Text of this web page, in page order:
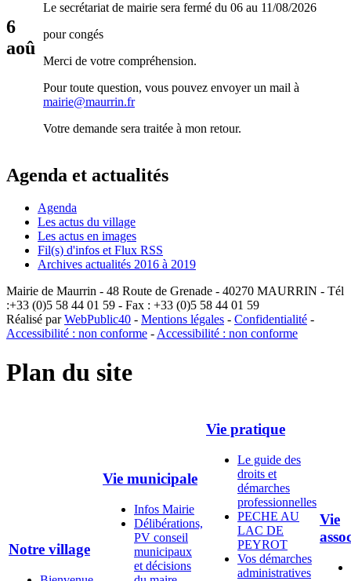
6
aoû
Le secrétariat de mairie sera fermé du 06 au 11/08/2026
pour congés
Merci de votre compréhension.
Pour toute question, vous pouvez envoyer un mail à
mairie@maurrin.fr
Votre demande sera traitée à mon retour.
Agenda et actualités
Agenda
Les actus du village
Les actus en images
Fil(s) d'infos et Flux RSS
Archives actualités 2016 à 2019
Mairie de Maurrin - 48 Route de Grenade - 40270 MAURRIN - Tél
:+33 (0)5 58 44 01 59 - Fax : +33 (0)5 58 44 01 59
Réalisé parWebPublic40 - Mentions légales - Confidentialité -
Accessibilité : non conforme -Accessibilité : non conforme
Plan du site
Notre village
Vie municipale
Infos Mairie
Délibérations,
PV conseil
municipaux
et décisions
Vie pratique
Le guide des
droits et
démarches
professionnelles
PECHE AU
LAC DE
PEYROT
Vos démarches
administratives
Vie